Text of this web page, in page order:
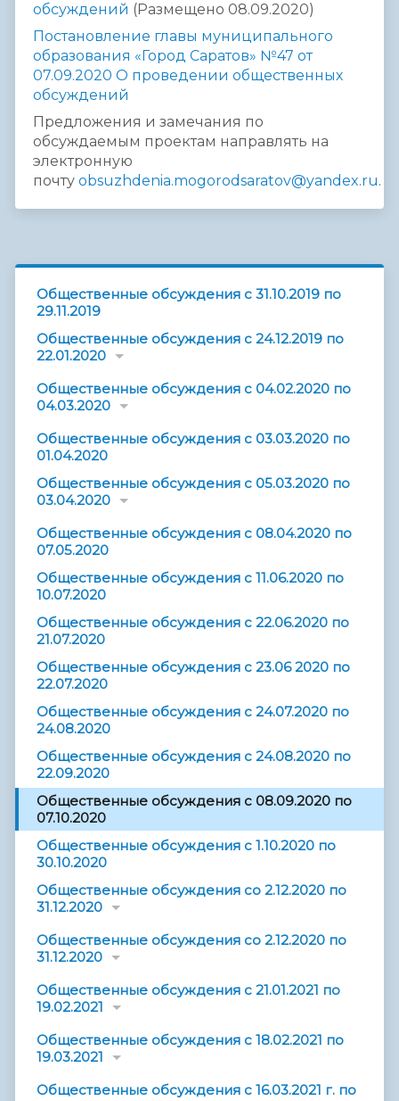
обсуждений (Размещено 08.09.2020)
Постановление главы муниципального
образования «Город Саратов» №47 от
07.09.2020 О проведении общественных
обсуждений
Предложения и замечания по
обсуждаемым проектам направлять на
электронную
почту obsuzhdenia.mogorodsaratov@yandex.ru.
Общественные обсуждения с 31.10.2019 по
29.11.2019
Общественные обсуждения с 24.12.2019 по
22.01.2020
Общественные обсуждения с 04.02.2020 по
04.03.2020
Общественные обсуждения с 03.03.2020 по
01.04.2020
Общественные обсуждения с 05.03.2020 по
03.04.2020
Общественные обсуждения с 08.04.2020 по
07.05.2020
Общественные обсуждения с 11.06.2020 по
10.07.2020
Общественные обсуждения с 22.06.2020 по
21.07.2020
Общественные обсуждения с 23.06 2020 по
22.07.2020
Общественные обсуждения с 24.07.2020 по
24.08.2020
Общественные обсуждения с 24.08.2020 по
22.09.2020
Общественные обсуждения с 08.09.2020 по
07.10.2020
Общественные обсуждения с 1.10.2020 по
30.10.2020
Общественные обсуждения со 2.12.2020 по
31.12.2020
Общественные обсуждения со 2.12.2020 по
31.12.2020
Общественные обсуждения с 21.01.2021 по
19.02.2021
Общественные обсуждения с 18.02.2021 по
19.03.2021
Общественные обсуждения с 16.03.2021 г. по